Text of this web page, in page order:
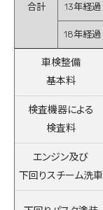
合計 13年経過
18年経過
車検整備
基本料
検査機器による
検査料
エンジン及び
下回りスチーム洗車